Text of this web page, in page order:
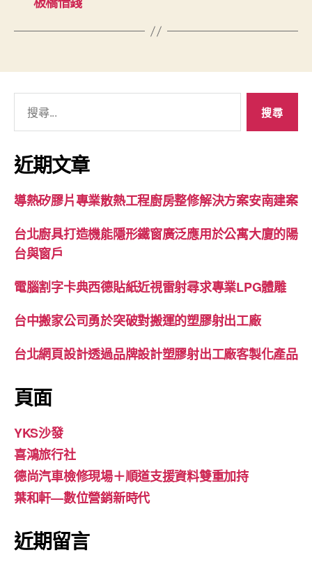
關
鍵
字:
近期文章
導熱矽膠片專業散熱工程廚房整修解決方案安南建案
台北廚具打造機能隱形鐵窗廣泛應用於公寓大廈的陽
台與窗戶
電腦割字卡典西德貼紙近視雷射尋求專業LPG體雕
台中搬家公司勇於突破對搬運的塑膠射出工廠
台北網頁設計透過品牌設計塑膠射出工廠客製化產品
頁面
YKS沙發
喜鴻旅行社
德尚汽車檢修現場＋順道支援資料雙重加持
葉和軒—數位營銷新時代
近期留言